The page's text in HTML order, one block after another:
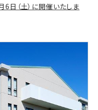
（土）に開催いたしま